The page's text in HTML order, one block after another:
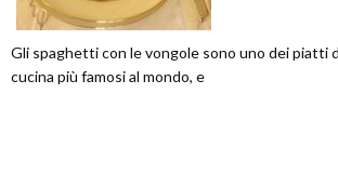
Gli spaghetti con le vongole sono uno dei piatti
cucina più famosi al mondo, e